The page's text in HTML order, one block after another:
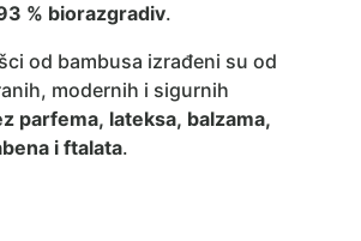
% biorazgradiv.
od bambusa izrađeni su od
modernih i sigurnih
parfema, lateksa, balzama,
i ftalata.